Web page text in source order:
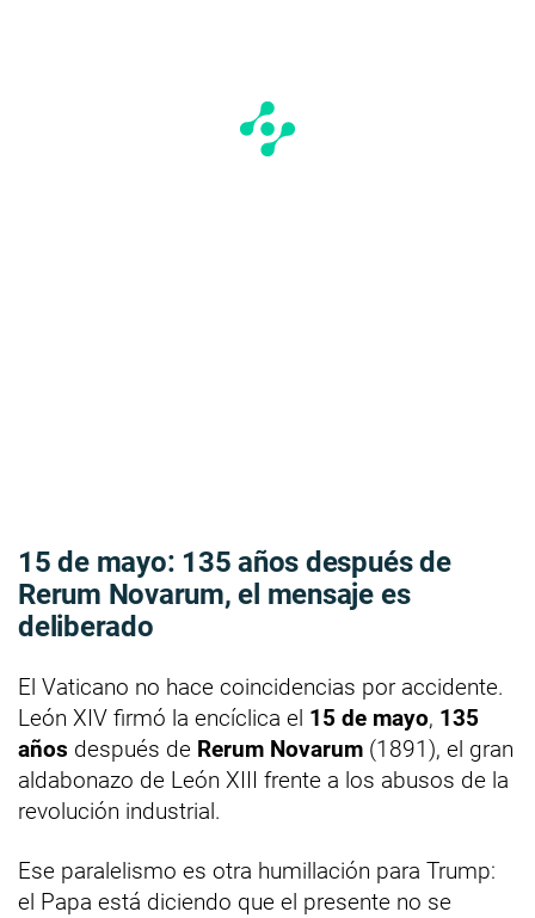
15 de mayo: 135 años después de
Rerum Novarum, el mensaje es
deliberado
El Vaticano no hace coincidencias por accidente.
León XIV firmó la encíclica el 15 de mayo, 135
años después de Rerum Novarum (1891), el gran
aldabonazo de León XIII frente a los abusos de la
revolución industrial.
Ese paralelismo es otra humillación para Trump:
el Papa está diciendo que el presente no se